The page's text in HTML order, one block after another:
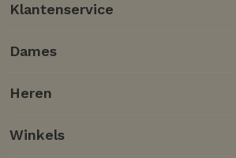
Klantenservice
Dames
Heren
Winkels